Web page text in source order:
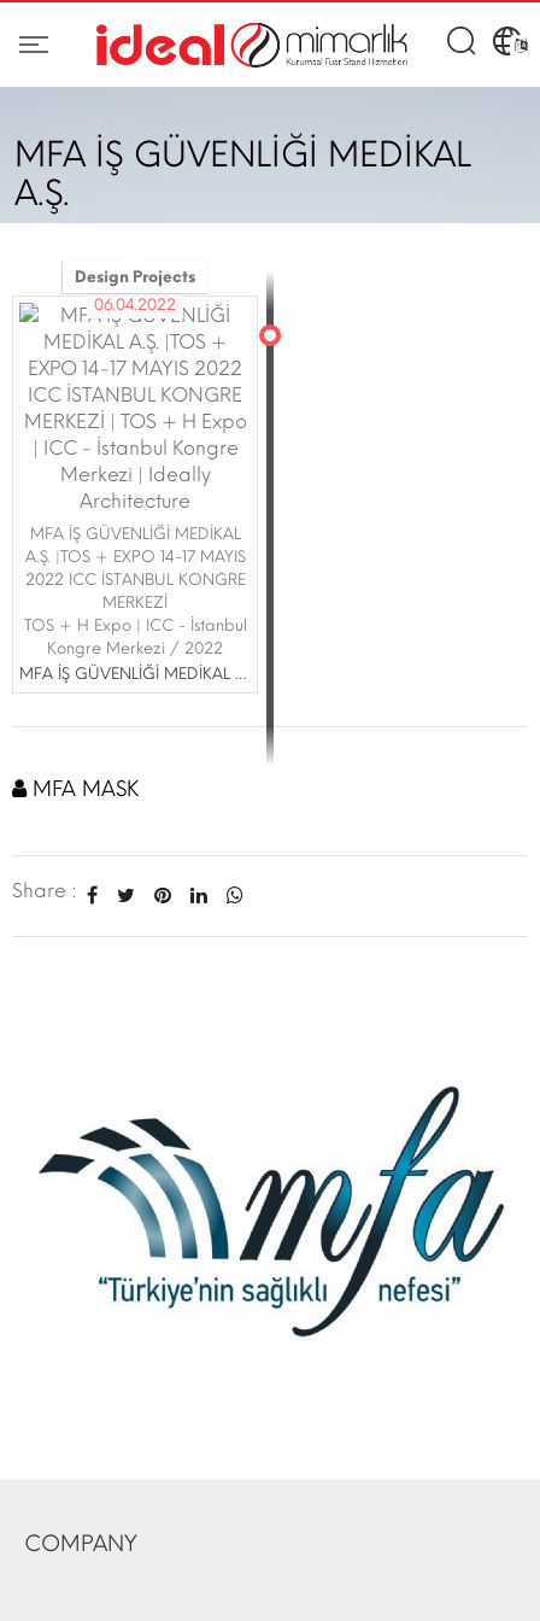
MFA İŞ GÜVENLİĞİ MEDİKAL
A.Ş.
Design Projects
06.04.2022
MFA İŞ GÜVENLİĞİ MEDİKAL
A.Ş. |TOS + EXPO 14-17 MAYIS
2022 ICC İSTANBUL KONGRE
MERKEZİ
TOS + H Expo | ICC - İstanbul
Kongre Merkezi / 2022
MFA İŞ GÜVENLİĞİ MEDİKAL A.Ş.
MFA MASK
Share :
COMPANY